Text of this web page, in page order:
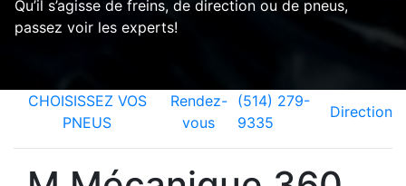
Qu’il s’agisse de freins, de direction ou de pneus,
passez voir les experts!
CHOISISSEZ VOS
PNEUS
Rendez-
vous
(514) 279-
9335
Direction